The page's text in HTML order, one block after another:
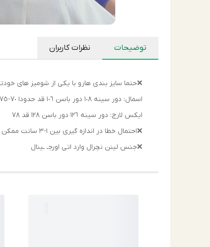
توضیحات نظرات کاربران
❌حتما سايز بندى هارو با يكى از شوميز هاى
اسمال: دور سينه ١٠٨ دور باسن ١٠٦ قد حدودا ٧٠-٧٥
ايكس لارج: دور سينه ١٢٦ دور باسن ١٢٨ قد ٧٨
❌احتمال خطا در اندازه گيرى بين ١-٣ سانت ممكن است وجود داشته باشد.
❌جنس لينن نچرال وارد اتى اورجـ ـينال